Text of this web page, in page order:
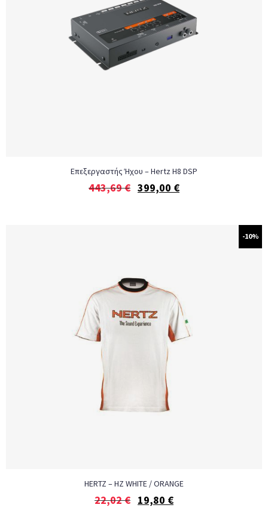
Επεξεργαστής Ήχου – Hertz H8 DSP
443,69€ 399,00 €
-10%
HERTZ – HZ WHITE / ORANGE
22,02€ 19,80 €